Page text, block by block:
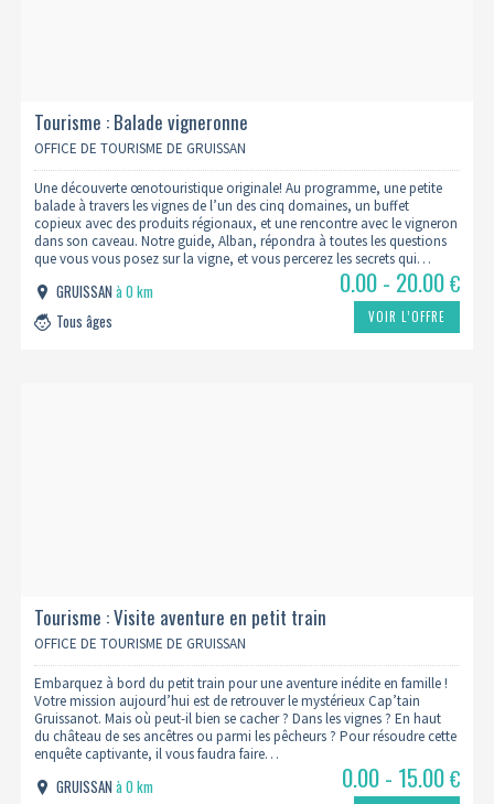
Tourisme : Balade vigneronne
OFFICE DE TOURISME DE GRUISSAN
Une découverte œnotouristique originale! Au programme, une petite
balade à travers les vignes de l’un des cinq domaines, un buffet
copieux avec des produits régionaux, et une rencontre avec le vigneron
dans son caveau. Notre guide, Alban, répondra à toutes les questions
que vous vous posez sur la vigne, et vous percerez les secrets qui…
GRUISSANà 0 km
Tous âges
0.00 - 20.00€
VOIR L’OFFRE
Tourisme : Visite aventure en petit train
OFFICE DE TOURISME DE GRUISSAN
Embarquez à bord du petit train pour une aventure inédite en famille !
Votre mission aujourd’hui est de retrouver le mystérieux Cap’tain
Gruissanot. Mais où peut-il bien se cacher ? Dans les vignes ? En haut
du château de ses ancêtres ou parmi les pêcheurs ? Pour résoudre cette
enquête captivante, il vous faudra faire…
GRUISSANà 0 km
0.00 - 15.00€